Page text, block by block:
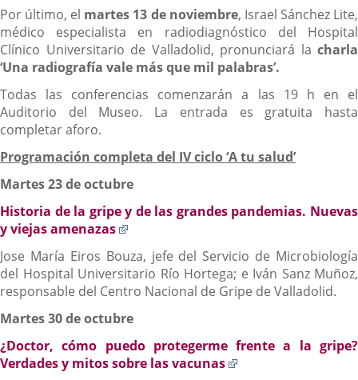
Por último, el martes 13 de noviembre, Israel Sánchez Lite,
médico especialista en radiodiagnóstico del Hospital
Clínico Universitario de Valladolid, pronunciará la charla
‘Una radiografía vale más que mil palabras’.
Todas las conferencias comenzarán a las 19 h en el
Auditorio del Museo. La entrada es gratuita hasta
completar aforo.
Programación completa del IV ciclo ‘A tu salud’
Martes 23 de octubre
Historia de la gripe y de las grandes pandemias. Nuevas
y viejas amenazas
una
aplicación
externa.
Jose María Eiros Bouza, jefe del Servicio de Microbiología
del Hospital Universitario Río Hortega; e Iván Sanz Muñoz,
responsable del Centro Nacional de Gripe de Valladolid.
Martes 30 de octubre
¿Doctor, cómo puedo protegerme frente a la gripe?
Verdades y mitos sobre las vacunas